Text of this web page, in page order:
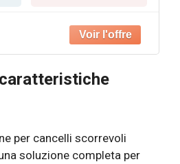
per cancelli scorrevoli
soluzione completa per